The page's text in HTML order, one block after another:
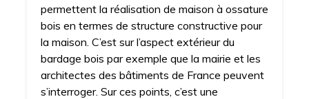
permettent la réalisation de maison à ossature
bois en termes de structure constructive pour
la maison. C’est sur l’aspect extérieur du
bardage bois par exemple que la mairie et les
architectes des bâtiments de France peuvent
s’interroger. Sur ces points, c’est une